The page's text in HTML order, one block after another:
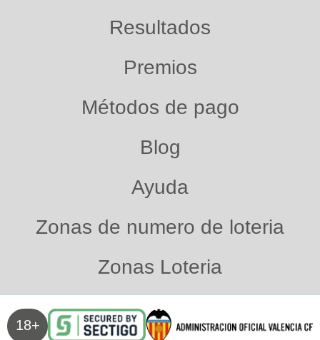
Resultados
Premios
Métodos de pago
Blog
Ayuda
Zonas de numero de loteria
Zonas Loteria
18+